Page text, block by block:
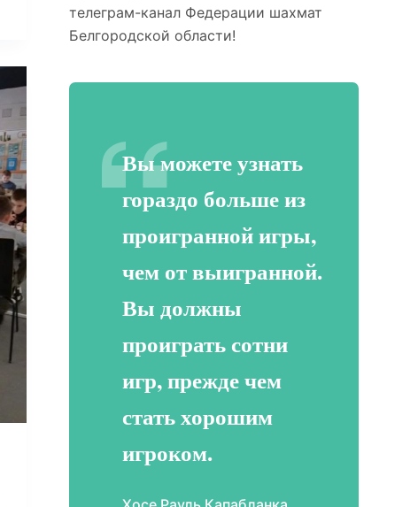
телеграм-канал Федерации шахмат
Белгородской области!
Вы можете узнать
гораздо больше из
проигранной игры,
чем от выигранной.
Вы должны
проиграть сотни
игр, прежде чем
стать хорошим
игроком.